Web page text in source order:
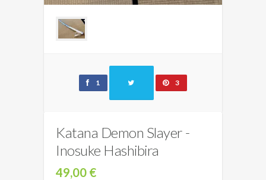
1 3
Katana Demon Slayer -
Inosuke Hashibira
49,00 €